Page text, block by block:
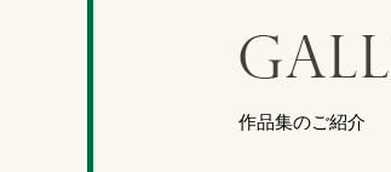
作品集のご紹介